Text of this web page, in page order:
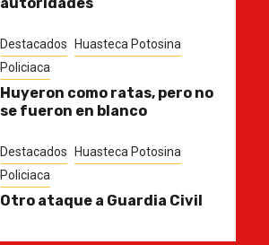
autoridades
Destacados
Huasteca Potosina
Policiaca
Huyeron como ratas, pero no
se fueron en blanco
Destacados
Huasteca Potosina
Policiaca
Otro ataque a Guardia Civil